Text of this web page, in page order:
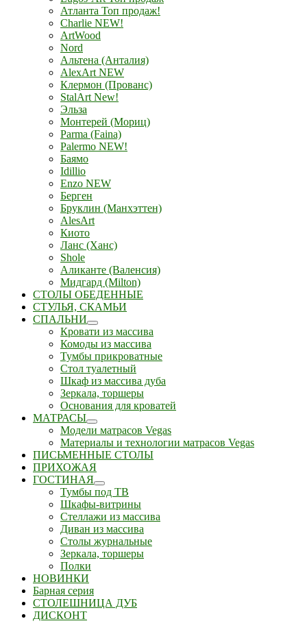
Атланта Топ продаж!
Charlie NEW!
ArtWood
Nord
Альтена (Анталия)
AlexArt NEW
Клермон (Прованс)
StalArt New!
Эльза
Монтерей (Мориц)
Parma (Faina)
Palermo NEW!
Баямо
Idillio
Enzo NEW
Берген
Бруклин (Манхэттен)
AlesArt
Киото
Ланс (Ханс)
Shole
Аликанте (Валенсия)
Мидгард (Milton)
СТОЛЫ ОБЕДЕННЫЕ
СТУЛЬЯ, СКАМЬИ
СПАЛЬНИ
Кровати из массива
Комоды из массива
Тумбы прикроватные
Стол туалетный
Шкаф из массива дуба
Зеркала, торшеры
Основания для кроватей
МАТРАСЫ
Модели матрасов Vegas
Материалы и технологии матрасов Vegas
ПИСЬМЕННЫЕ СТОЛЫ
ПРИХОЖАЯ
ГОСТИНАЯ
Тумбы под ТВ
Шкафы-витрины
Стеллажи из массива
Диван из массива
Столы журнальные
Зеркала, торшеры
Полки
НОВИНКИ
Барная серия
СТОЛЕШНИЦА ДУБ
ДИСКОНТ